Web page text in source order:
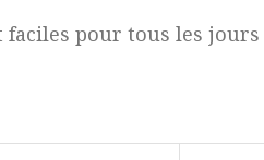
faciles pour tous les jours